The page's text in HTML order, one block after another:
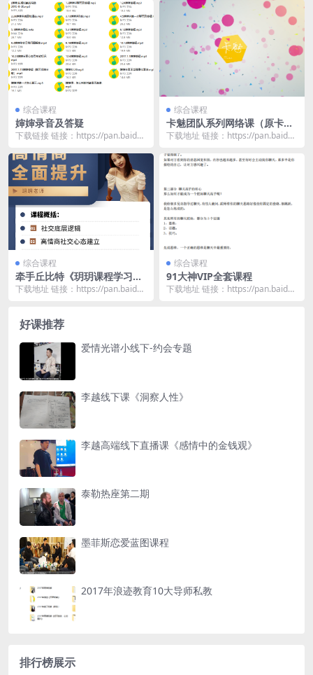
综合课程
婶婶录音及答疑
下载链接 链接：https://pan.baidu.
综合课程
卡魅团队系列网络课（原卡
卡）
下载地址 链接：https://pan.baidu.
综合课程
牵手丘比特《玥玥课程学习专
用》
下载地址 链接：https://pan.baidu.
综合课程
91大神VIP全套课程
下载地址 链接：https://pan.baidu.
好课推荐
爱情光谱小线下-约会专题
李越线下课《洞察人性》
李越高端线下直播课《感情中的金钱观》
泰勒热座第二期
墨菲斯恋爱蓝图课程
2017年浪迹教育10大导师私教
排行榜展示